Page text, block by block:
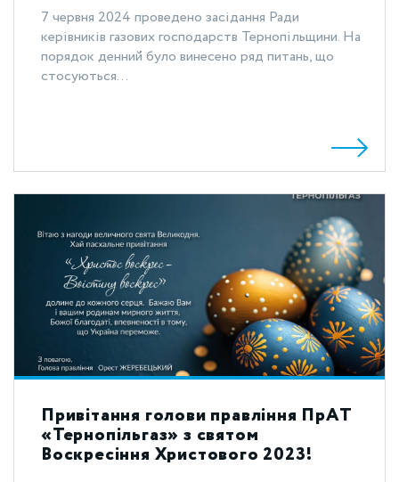
7 червня 2024 проведено засідання Ради
керівників газових господарств Тернопільщини. На
порядок денний було винесено ряд питань, що
стосуються...
Привітання голови правління ПрАТ
«Тернопільгаз» з святом
Воскресіння Христового 2023!